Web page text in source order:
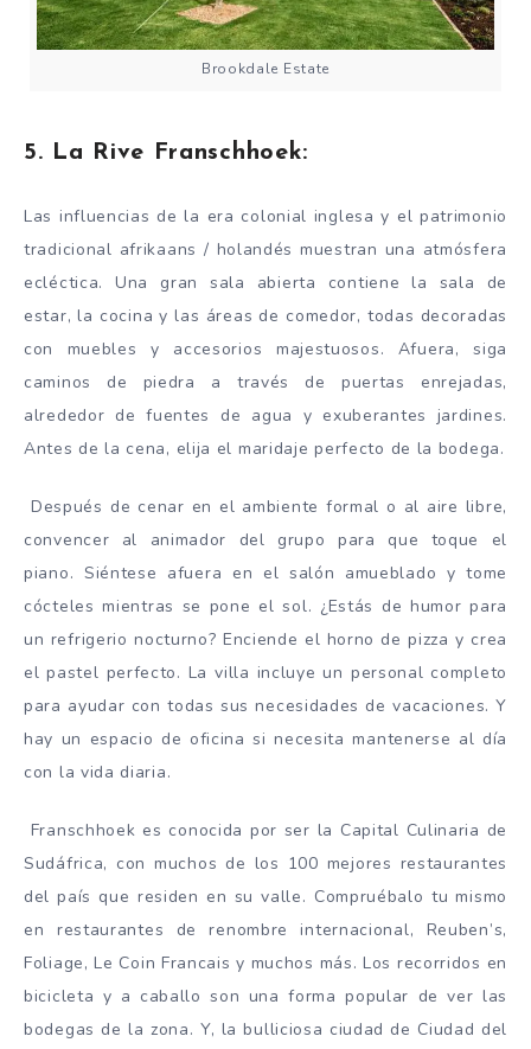
Brookdale Estate
5. La Rive Franschhoek:
Las influencias de la era colonial inglesa y el patrimonio
tradicional afrikaans / holandés muestran una atmósfera
ecléctica. Una gran sala abierta contiene la sala de
estar, la cocina y las áreas de comedor, todas decoradas
con muebles y accesorios majestuosos. Afuera, siga
caminos de piedra a través de puertas enrejadas,
alrededor de fuentes de agua y exuberantes jardines.
Antes de la cena, elija el maridaje perfecto de la bodega.
Después de cenar en el ambiente formal o al aire libre,
convencer al animador del grupo para que toque el
piano. Siéntese afuera en el salón amueblado y tome
cócteles mientras se pone el sol. ¿Estás de humor para
un refrigerio nocturno? Enciende el horno de pizza y crea
el pastel perfecto. La villa incluye un personal completo
para ayudar con todas sus necesidades de vacaciones. Y
hay un espacio de oficina si necesita mantenerse al día
con la vida diaria.
Franschhoek es conocida por ser la Capital Culinaria de
Sudáfrica, con muchos de los 100 mejores restaurantes
del país que residen en su valle. Compruébalo tu mismo
en restaurantes de renombre internacional, Reuben’s,
Foliage, Le Coin Francais y muchos más. Los recorridos en
bicicleta y a caballo son una forma popular de ver las
bodegas de la zona. Y, la bulliciosa ciudad de Ciudad del